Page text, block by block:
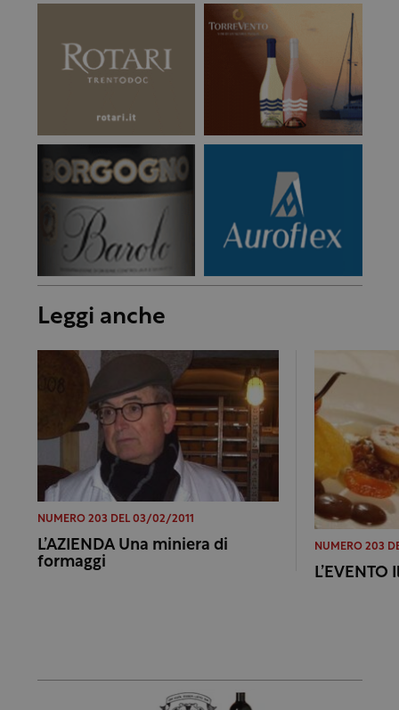
Leggi anche
NUMERO 203 DEL 03/02/2011
L’AZIENDA Una miniera di
formaggi
NUMERO 203